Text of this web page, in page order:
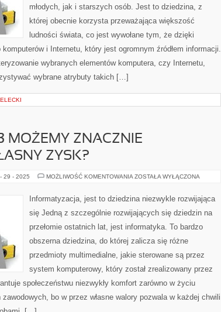
młodych, jak i starszych osób. Jest to dziedzina, z
której obecnie korzysta przeważająca większość
ludności świata, co jest wywołane tym, że dzięki
i Internetu, który jest ogromnym źródłem informacji.
wybranych elementów komputera, czy Internetu,
wybrane atrybuty takich […]
MOŻEMY ZNACZNIE
ZYSK?
29 - 2025 MOŻLIWOŚĆ KOMENTOWANIA W
MOŻEMY
ZNACZNIE
WŁASNY
ZOSTAŁA WYŁĄCZONA
Informatyzacja, jest to dziedzina niezwykle rozwijająca
się Jedną z szczególnie rozwijających się dziedzin na
przełomie ostatnich lat, jest informatyka. To bardzo
obszerna dziedzina, do której zalicza się różne
przedmioty multimedialne, jakie sterowane są przez
system komputerowy, który został zrealizowany przez
społeczeństwu niezwykły komfort zarówno w życiu
bo w przez własne walory pozwala w każdej chwili